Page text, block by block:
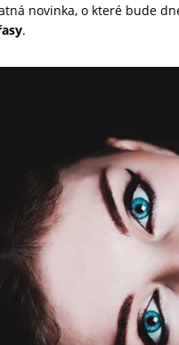
novinka, o které bude
.